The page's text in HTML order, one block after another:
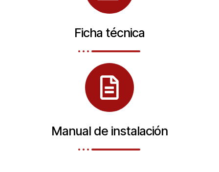
Ficha técnica
Manual de instalación